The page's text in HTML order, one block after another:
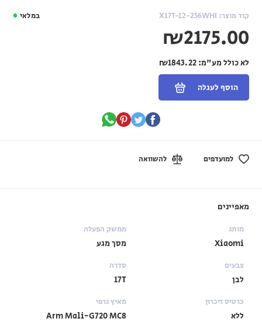
במלאי קוד מוצר: X17T-12-256WHI
₪2175.00
לא כולל מע"מ:₪1843.22
הוסף לעגלה
למועדפים להשוואה
מאפיינים
מותג
Xiaomi
ממשק הפעלה
מסך מגע
צבעים
לבן
סדרה
17T
כרטיס זיכרון
ללא
מאיץ גרפי
Arm Mali-G720 MC8